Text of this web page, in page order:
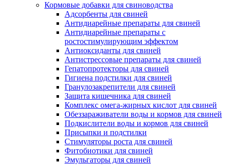
Кормовые добавки для свиноводства
Адсорбенты для свиней
Антидиарейные препараты для свиней
Антидиарейные препараты с
ростостимулирующим эффектом
Антиоксиданты для свиней
Антистрессовые препараты для свиней
Гепатопротекторы для свиней
Гигиена подстилки для свиней
Гранулозакрепители для свиней
Защита кишечника для свиней
Комплекс омега-жирных кислот для свиней
Обеззараживатели воды и кормов для свиней
Подкислители воды и кормов для свиней
Присыпки и подстилки
Стимуляторы роста для свиней
Фитобиотики для свиней
Эмульгаторы для свиней